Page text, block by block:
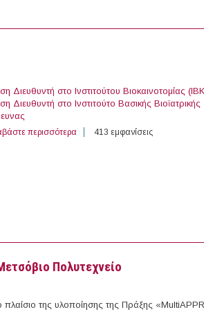
Διευθυντή στο Ινστιτούτου Βιοκαινοτομίας
Διευθυντή στο Ινστιτούτο Βασικής Βιοϊατρικής
περισσότερα για Διευθυντές στο Ε.ΚΕ.Β.Ε. «Α.
413 εμφανίσεις
Πολυτεχνείο
πλαίσιο της υλοποίησης της Πράξης